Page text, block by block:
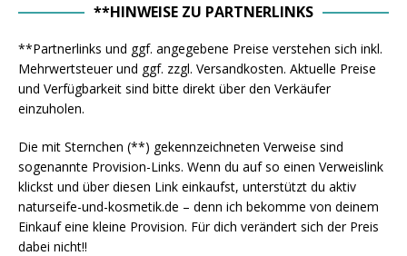
**HINWEISE ZU PARTNERLINKS
**Partnerlinks und ggf. angegebene Preise verstehen sich inkl.
Mehrwertsteuer und ggf. zzgl. Versandkosten. Aktuelle Preise
und Verfügbarkeit sind bitte direkt über den Verkäufer
einzuholen.
Die mit Sternchen (**) gekennzeichneten Verweise sind
sogenannte Provision-Links. Wenn du auf so einen Verweislink
klickst und über diesen Link einkaufst, unterstützt du aktiv
naturseife-und-kosmetik.de – denn ich bekomme von deinem
Einkauf eine kleine Provision. Für dich verändert sich der Preis
dabei nicht!!